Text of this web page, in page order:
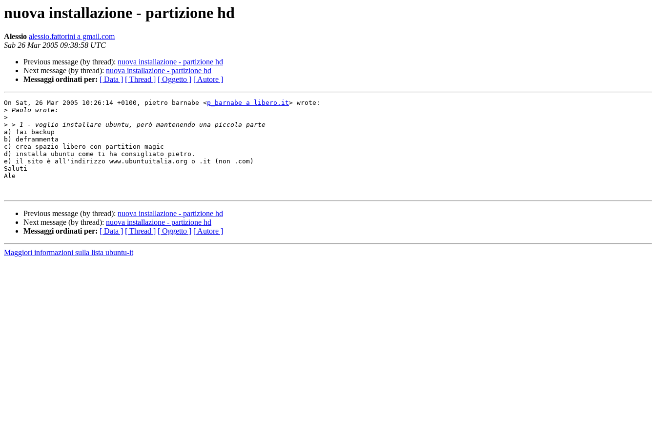
nuova installazione - partizione hd
Alessio alessio.fattorini a gmail.com
Sab 26 Mar 2005 09:38:58 UTC
Previous message (by thread): nuova installazione - partizione hd
Next message (by thread): nuova installazione - partizione hd
Messaggi ordinati per: [ Data ] [ Thread ] [ Oggetto ] [ Autore ]
On Sat, 26 Mar 2005 10:26:14 +0100, pietro barnabe <p_barnabe a libero.it> wrote:
>
>
>
a) fai backup
b) deframmenta
c) crea spazio libero con partition magic
d) installa ubuntu come ti ha consigliato pietro.
e) il sito è all'indirizzo www.ubuntuitalia.org o .it (non .com)
Saluti
Ale
Previous message (by thread): nuova installazione - partizione hd
Next message (by thread): nuova installazione - partizione hd
Messaggi ordinati per: [ Data ] [ Thread ] [ Oggetto ] [ Autore ]
Maggiori informazioni sulla lista ubuntu-it